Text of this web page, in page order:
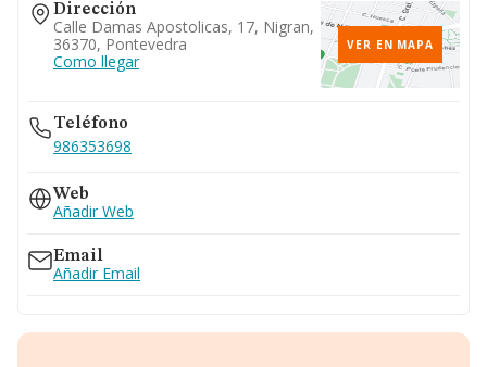
Dirección
Calle Damas Apostolicas, 17, Nigran,
36370, Pontevedra
Como llegar
VER EN MAPA
Teléfono
986353698
Web
Añadir Web
Email
Añadir Email